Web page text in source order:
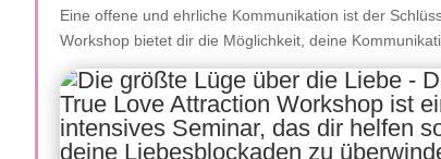
Eine offene und ehrliche Kommunikation ist der
Workshop bietet dir die Möglichkeit, deine